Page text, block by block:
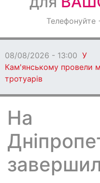
Оголошення
08/08/2026 - 13:00 У
Кам'янському провели
тротуарів
На